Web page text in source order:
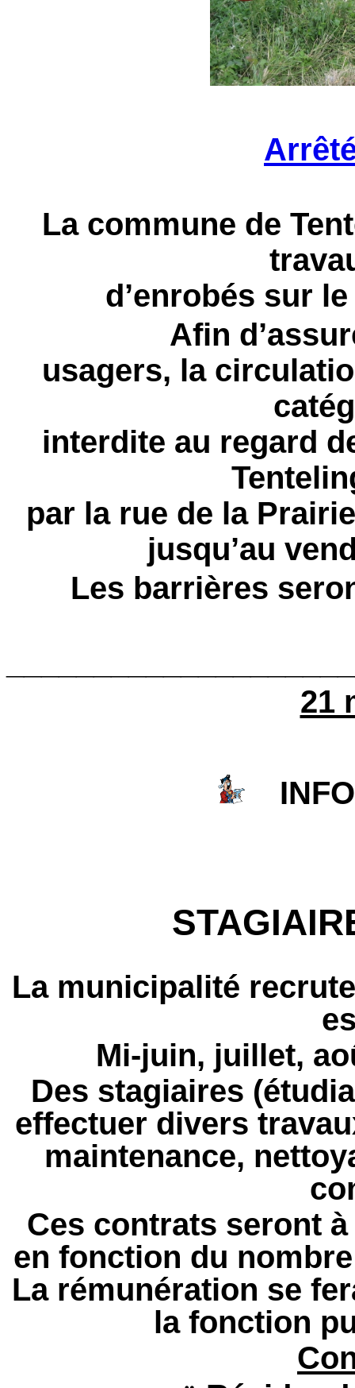
La commune de
d’enrobés sur
Afin
usagers, la
interdite au regard
par la rue de la
jusqu’au
Les barrières
21
INFO
La municipalité
Mi-juin, juillet,
Des stagiaires
effectuer divers
maintenance,
Ces contrats seront
en fonction du
La rémunération se
la fonction